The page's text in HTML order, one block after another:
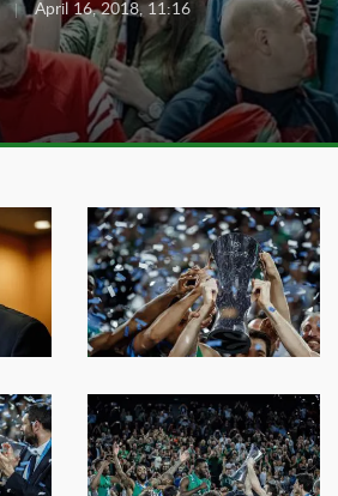
| April 16, 2018, 11:16